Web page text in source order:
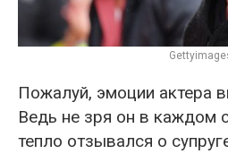
Пожалуй, эмоции актера
Ведь не зря он в каждом
тепло отзывался о